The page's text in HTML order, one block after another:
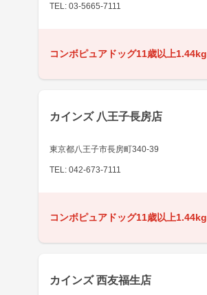
TEL: 03-5665-7111
コンボピュアドッグ11歳以上1.44kg
カインズ 八王子長房店
東京都八王子市長房町340-39
TEL: 042-673-7111
コンボピュアドッグ11歳以上1.44kg
カインズ 西友福生店